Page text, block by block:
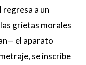
regresa a un
grietas morales
el aparato
se inscribe